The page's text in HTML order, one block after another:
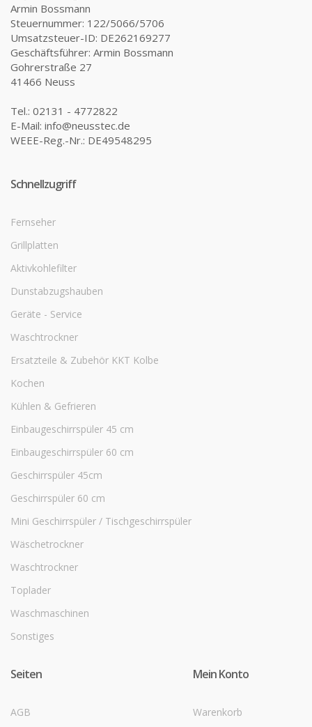
Armin Bossmann
Steuernummer: 122/5066/5706
Umsatzsteuer-ID: DE262169277
Geschäftsführer: Armin Bossmann
Gohrerstraße 27
41466 Neuss
Tel.: 02131 - 4772822
E-Mail: info@neusstec.de
WEEE-Reg.-Nr.: DE49548295
Schnellzugriff
Fernseher
Grillplatten
Aktivkohlefilter
Dunstabzugshauben
Geräte - Service
Waschtrockner
Ersatzteile & Zubehör KKT Kolbe
Kochen
Kühlen & Gefrieren
Einbaugeschirrspüler 45 cm
Einbaugeschirrspüler 60 cm
Geschirrspüler 45cm
Geschirrspüler 60 cm
Mini Geschirrspüler / Tischgeschirrspüler
Wäschetrockner
Waschtrockner
Toplader
Waschmaschinen
Sonstiges
Seiten
AGB
Mein Konto
Warenkorb